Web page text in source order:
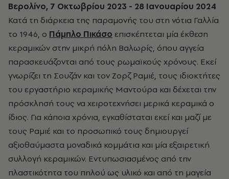
Βερολίνο, 7 Οκτωβρίου 2023 - 28 Ιανουαρίου 2024
Κατά τη διάρκεια της παραμονής του στη νότια Γαλλία
το 1946, ο Πάμπλο Πικάσο επισκέπτεται μία έκθεση
κεραμικών στην μικρή πόλη Βαλωρίς, όπου αγγεία
παρασκευάζονται από τους ρωμαϊκούς χρόνους. Εκεί
γνωρίζει τη Σουζάν και τον Ζορζ Ραμιέ, τους ιδιοκτήτες
του εργαστήριο κεραμικής Μαντούρα και δέχεται την
πρόσκλησή τους να χειροτεχνήσει μερικά κεραμικά ο
ίδιος. Για κάποια χρόνια, εγκαθίσταται εκεί και μαζί με
τους Ραμιέ και το προσωπικό τους δημιουργεί
αξιοθαύμαστα μοναδικά κομμάτια και μία εξαιρετική
συλλογή κεραμικών. Εντυπωσιασμένος από την
πλαστικότητα του πηλού ως υλικό και από τη μαγεία